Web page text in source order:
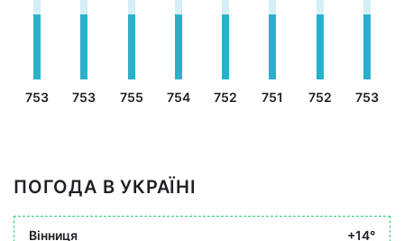
753 753 755 754 752 751 752 753
ПОГОДА В УКРАЇНІ
Вінниця +14°